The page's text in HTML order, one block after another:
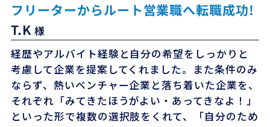
フリーターからルート営業職へ転職成功!
T.K様
経歴やアルバイト経験と自分の希望をしっかりと
考慮して企業を提案してくれました。また条件のみ
ならず、熱いベンチャー企業と落ち着いた企業を、
それぞれ「みてきたほうがよい・あってきなよ！」
といった形で複数の選択肢をくれて、「自分のため